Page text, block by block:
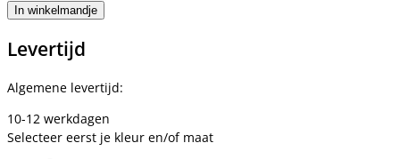
In winkelmandje
Levertijd
Algemene levertijd:
10-12 werkdagen
Selecteer eerst je kleur en/of maat